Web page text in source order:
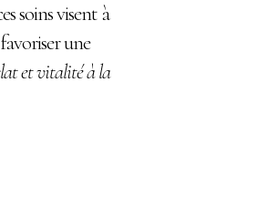
soins visent à
une
et vitalité à la